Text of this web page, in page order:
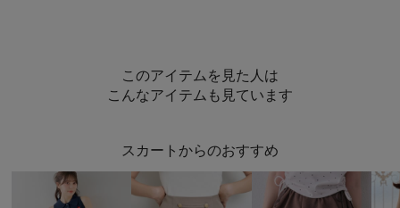
このアイテムを見た人は
こんなアイテムも見ています
スカートからのおすすめ